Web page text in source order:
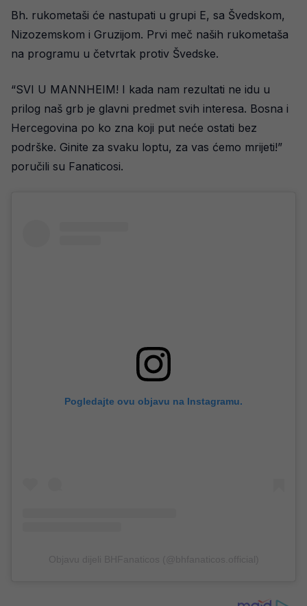
Bh. rukometaši će nastupati u grupi E, sa Švedskom,
Nizozemskom i Gruzijom. Prvi meč naših rukometaša
na programu u četvrtak protiv Švedske.
“SVI U MANNHEIM! I kada nam rezultati ne idu u
prilog naš grb je glavni predmet svih interesa. Bosna i
Hercegovina po ko zna koji put neće ostati bez
podrške. Ginite za svaku loptu, za vas ćemo mrijeti!”
poručili su Fanaticosi.
Pogledajte ovu objavu na Instagramu.